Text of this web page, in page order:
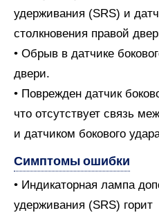
удерживания (SRS) и
столкновения правой
• Обрыв в датчике
двери.
• Поврежден датчик
что отсутствует связь
и датчиком бокового
Симптомы ошибки
• Индикаторная лампа
удерживания (SRS) горит